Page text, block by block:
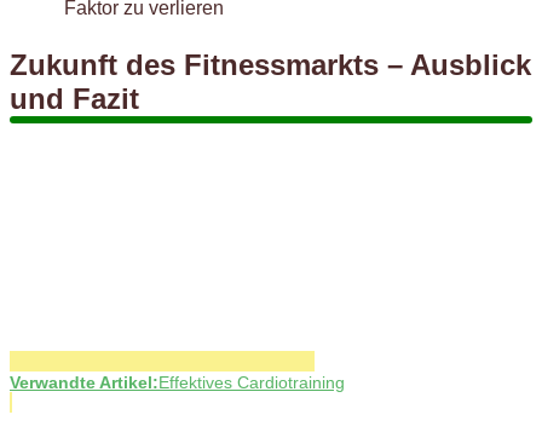
Faktor zu verlieren
Zukunft des Fitnessmarkts – Ausblick
und Fazit
Verwandte Artikel:Effektives Cardiotraining